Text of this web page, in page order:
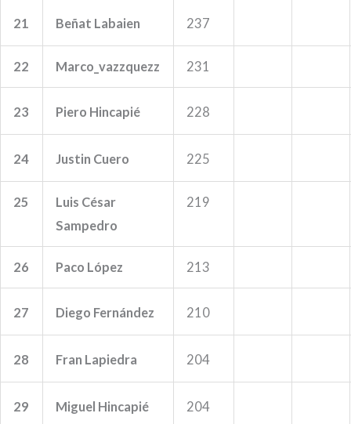
21 Beñat Labaien 237
22 Marco_vazzquezz 231
23 Piero Hincapié 228
24 Justin Cuero 225
25
Luis César
Sampedro
219
26 Paco López 213
27 Diego Fernández 210
28 Fran Lapiedra 204
29 Miguel Hincapié 204